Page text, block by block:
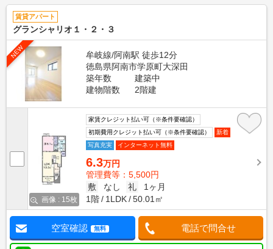
賃貸アパート
グランシャリオ１・２・３
NEW
牟岐線/阿南駅 徒歩12分
徳島県阿南市学原町大深田
築年数
建築中
建物階数
2階建
画像 : 15枚
家賃クレジット払い可（※条件要確認）
初期費用クレジット払い可（※条件要確認）
新着
写真充実
インターネット無料
6.3万円
管理費等：5,500円
敷
なし 礼
1ヶ月
1階
1LDK 50.01㎡
空室確認 無料 電話で問合せ